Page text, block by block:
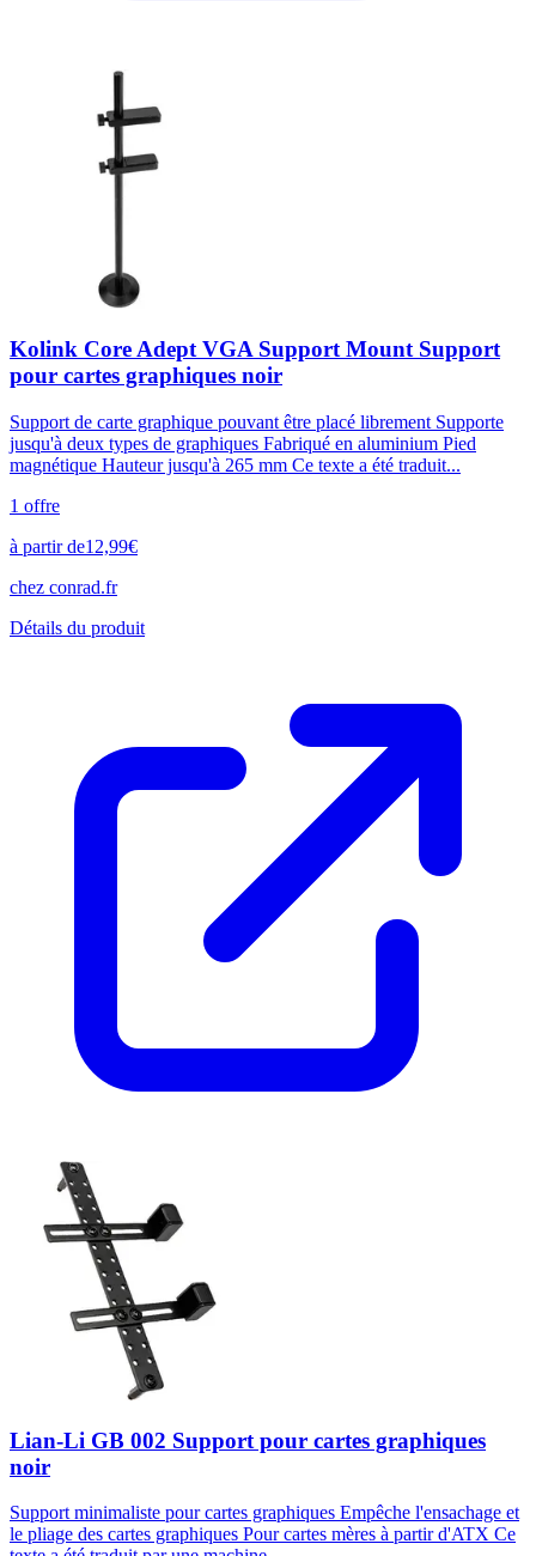
Kolink Core Adept VGA Support Mount Support
pour cartes graphiques noir
Support de carte graphique pouvant être placé librement Supporte
jusqu'à deux types de graphiques Fabriqué en aluminium Pied
magnétique Hauteur jusqu'à 265 mm Ce texte a été traduit...
1 offre
à partir de12,99€
chez conrad.fr
Détails du produit
Lian-Li GB 002 Support pour cartes graphiques
noir
Support minimaliste pour cartes graphiques Empêche l'ensachage et
le pliage des cartes graphiques Pour cartes mères à partir d'ATX Ce